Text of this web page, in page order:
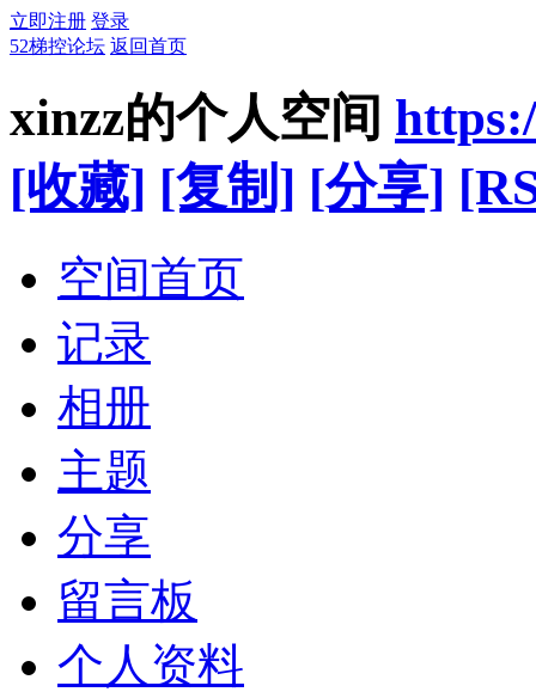
立即注册 登录
52梯控论坛 返回首页
xinzz的个人空间
[收藏] [复制] [分享]
空间首页
记录
相册
主题
分享
留言板
个人资料